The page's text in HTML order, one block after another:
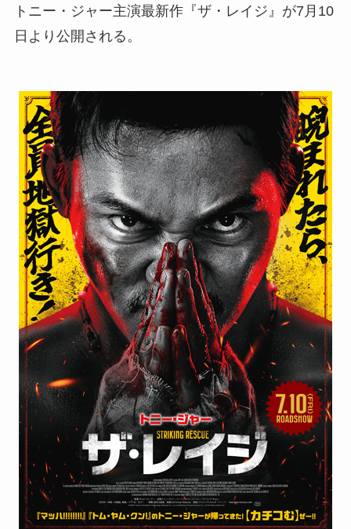
トニー・ジャー主演最新作『ザ・レイジ』が7月10
日より公開される。